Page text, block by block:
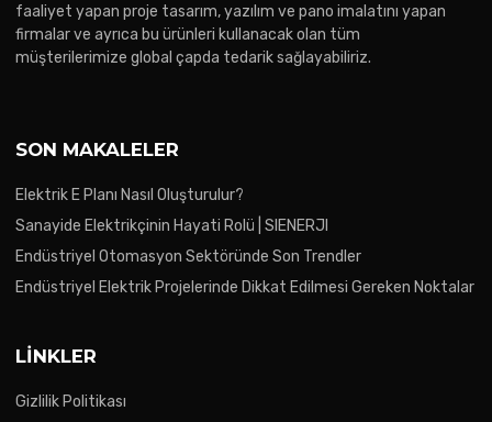
faaliyet yapan proje tasarım, yazılım ve pano imalatını yapan
firmalar ve ayrıca bu ürünleri kullanacak olan tüm
müşterilerimize global çapda tedarik sağlayabiliriz.
SON MAKALELER
Elektrik E Planı Nasıl Oluşturulur?
Sanayide Elektrikçinin Hayati Rolü | SIENERJI
Endüstriyel Otomasyon Sektöründe Son Trendler
Endüstriyel Elektrik Projelerinde Dikkat Edilmesi Gereken Noktalar
LINKLER
Gizlilik Politikası